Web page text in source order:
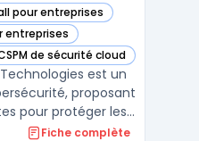
pour entreprises
dans cette catégorie
entreprises
dans cette catégorie
de sécurité cloud
dans cette catégorie
est un
proposant
pour protéger les
de
Fiche complète